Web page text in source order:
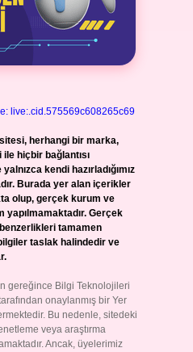
live:.cid.575569c608265c69
herhangi bir marka,
hiçbir bağlantısı
kendi hazırladığımız
Burada yer alan içerikler
olup, gerçek kurum ve
yapılmamaktadır. Gerçek
tamamen
taslak halindedir ve
gereğince Bilgi Teknolojileri
onaylanmış bir Yer
Bu nedenle, sitedeki
veya araştırma
Ancak, üyelerimiz